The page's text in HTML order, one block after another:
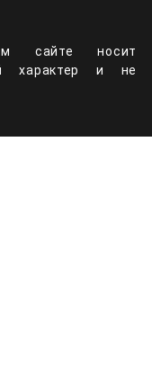
сайте носит
характер и не